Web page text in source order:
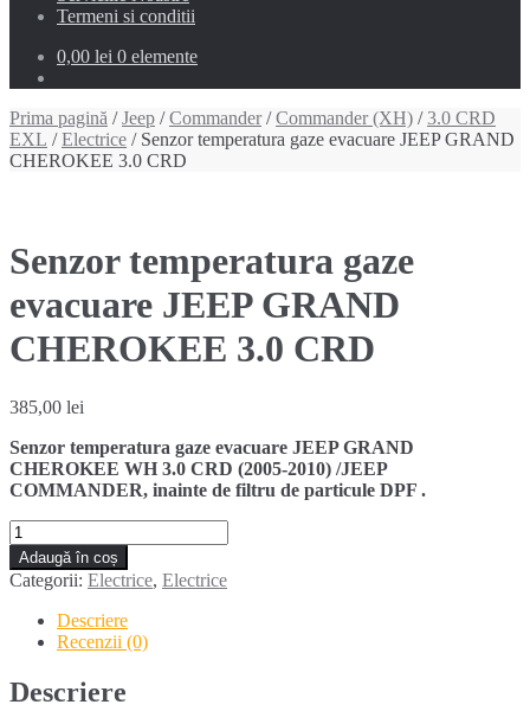
Termeni si conditii
0,00 lei 0 elemente
Prima pagină /Jeep /Commander/Commander (XH) /3.0 CRD
EXL /Electrice / Senzor temperatura gaze evacuare JEEP GRAND
CHEROKEE 3.0 CRD
Senzor temperatura gaze
evacuare JEEP GRAND
CHEROKEE 3.0 CRD
385,00 lei
Senzor temperatura gaze evacuare JEEP GRAND
CHEROKEE WH 3.0 CRD (2005-2010) /JEEP
COMMANDER, inainte de filtru de particule DPF .
Cantitate
Senzor
temperatura
gaze
evacuare
JEEP
GRAND
CHEROKEE
3.0
Adaugă în coș
Categorii: Electrice, Electrice
Descriere
Recenzii (0)
Descriere